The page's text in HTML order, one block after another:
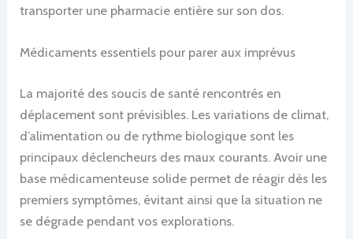
transporter une pharmacie entière sur son dos.
Médicaments essentiels pour parer aux imprévus
La majorité des soucis de santé rencontrés en
déplacement sont prévisibles. Les variations de climat,
d’alimentation ou de rythme biologique sont les
principaux déclencheurs des maux courants. Avoir une
base médicamenteuse solide permet de réagir dès les
premiers symptômes, évitant ainsi que la situation ne
se dégrade pendant vos explorations.